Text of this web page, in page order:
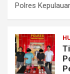
Polres